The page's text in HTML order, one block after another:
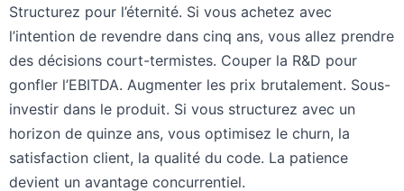
Structurez pour l’éternité. Si vous achetez avec
l’intention de revendre dans cinq ans, vous allez prendre
des décisions court-termistes. Couper la R&D pour
gonfler l’EBITDA. Augmenter les prix brutalement. Sous-
investir dans le produit. Si vous structurez avec un
horizon de quinze ans, vous optimisez le churn, la
satisfaction client, la qualité du code. La patience
devient un avantage concurrentiel.